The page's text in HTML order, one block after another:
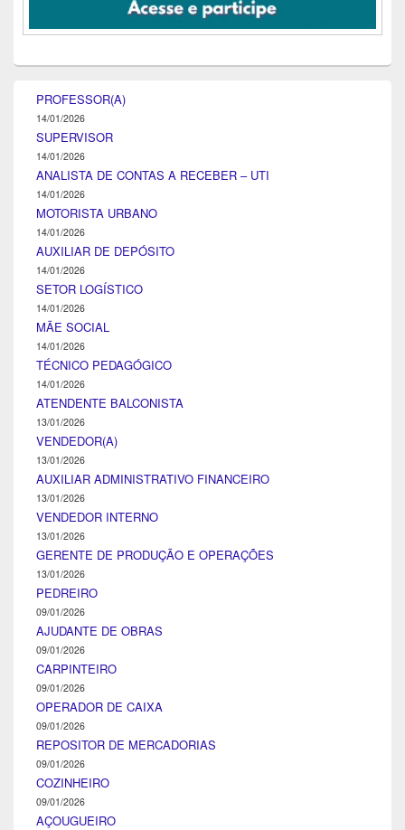
PROFESSOR(A)
14/01/2026
SUPERVISOR
14/01/2026
ANALISTA DE CONTAS A RECEBER – UTI
14/01/2026
MOTORISTA URBANO
14/01/2026
AUXILIAR DE DEPÓSITO
14/01/2026
SETOR LOGÍSTICO
14/01/2026
MÃE SOCIAL
14/01/2026
TÉCNICO PEDAGÓGICO
14/01/2026
ATENDENTE BALCONISTA
13/01/2026
VENDEDOR(A)
13/01/2026
AUXILIAR ADMINISTRATIVO FINANCEIRO
13/01/2026
VENDEDOR INTERNO
13/01/2026
GERENTE DE PRODUÇÃO E OPERAÇÕES
13/01/2026
PEDREIRO
09/01/2026
AJUDANTE DE OBRAS
09/01/2026
CARPINTEIRO
09/01/2026
OPERADOR DE CAIXA
09/01/2026
REPOSITOR DE MERCADORIAS
09/01/2026
COZINHEIRO
09/01/2026
AÇOUGUEIRO